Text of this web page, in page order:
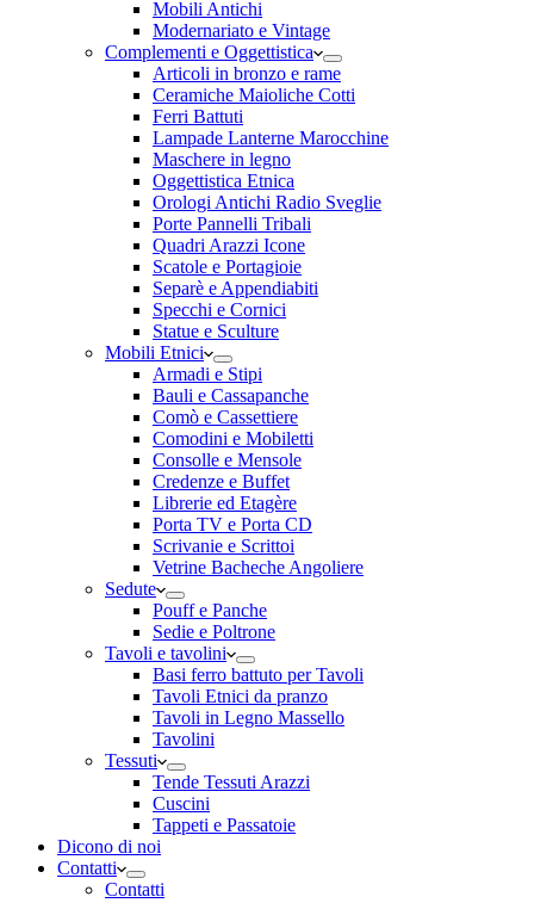
Mobili Antichi
Modernariato e Vintage
Complementi e Oggettistica
Articoli in bronzo e rame
Ceramiche Maioliche Cotti
Ferri Battuti
Lampade Lanterne Marocchine
Maschere in legno
Oggettistica Etnica
Orologi Antichi Radio Sveglie
Porte Pannelli Tribali
Quadri Arazzi Icone
Scatole e Portagioie
Separè e Appendiabiti
Specchi e Cornici
Statue e Sculture
Mobili Etnici
Armadi e Stipi
Bauli e Cassapanche
Comò e Cassettiere
Comodini e Mobiletti
Consolle e Mensole
Credenze e Buffet
Librerie ed Etagère
Porta TV e Porta CD
Scrivanie e Scrittoi
Vetrine Bacheche Angoliere
Sedute
Pouff e Panche
Sedie e Poltrone
Tavoli e tavolini
Basi ferro battuto per Tavoli
Tavoli Etnici da pranzo
Tavoli in Legno Massello
Tavolini
Tessuti
Tende Tessuti Arazzi
Cuscini
Tappeti e Passatoie
Dicono di noi
Contatti
Contatti